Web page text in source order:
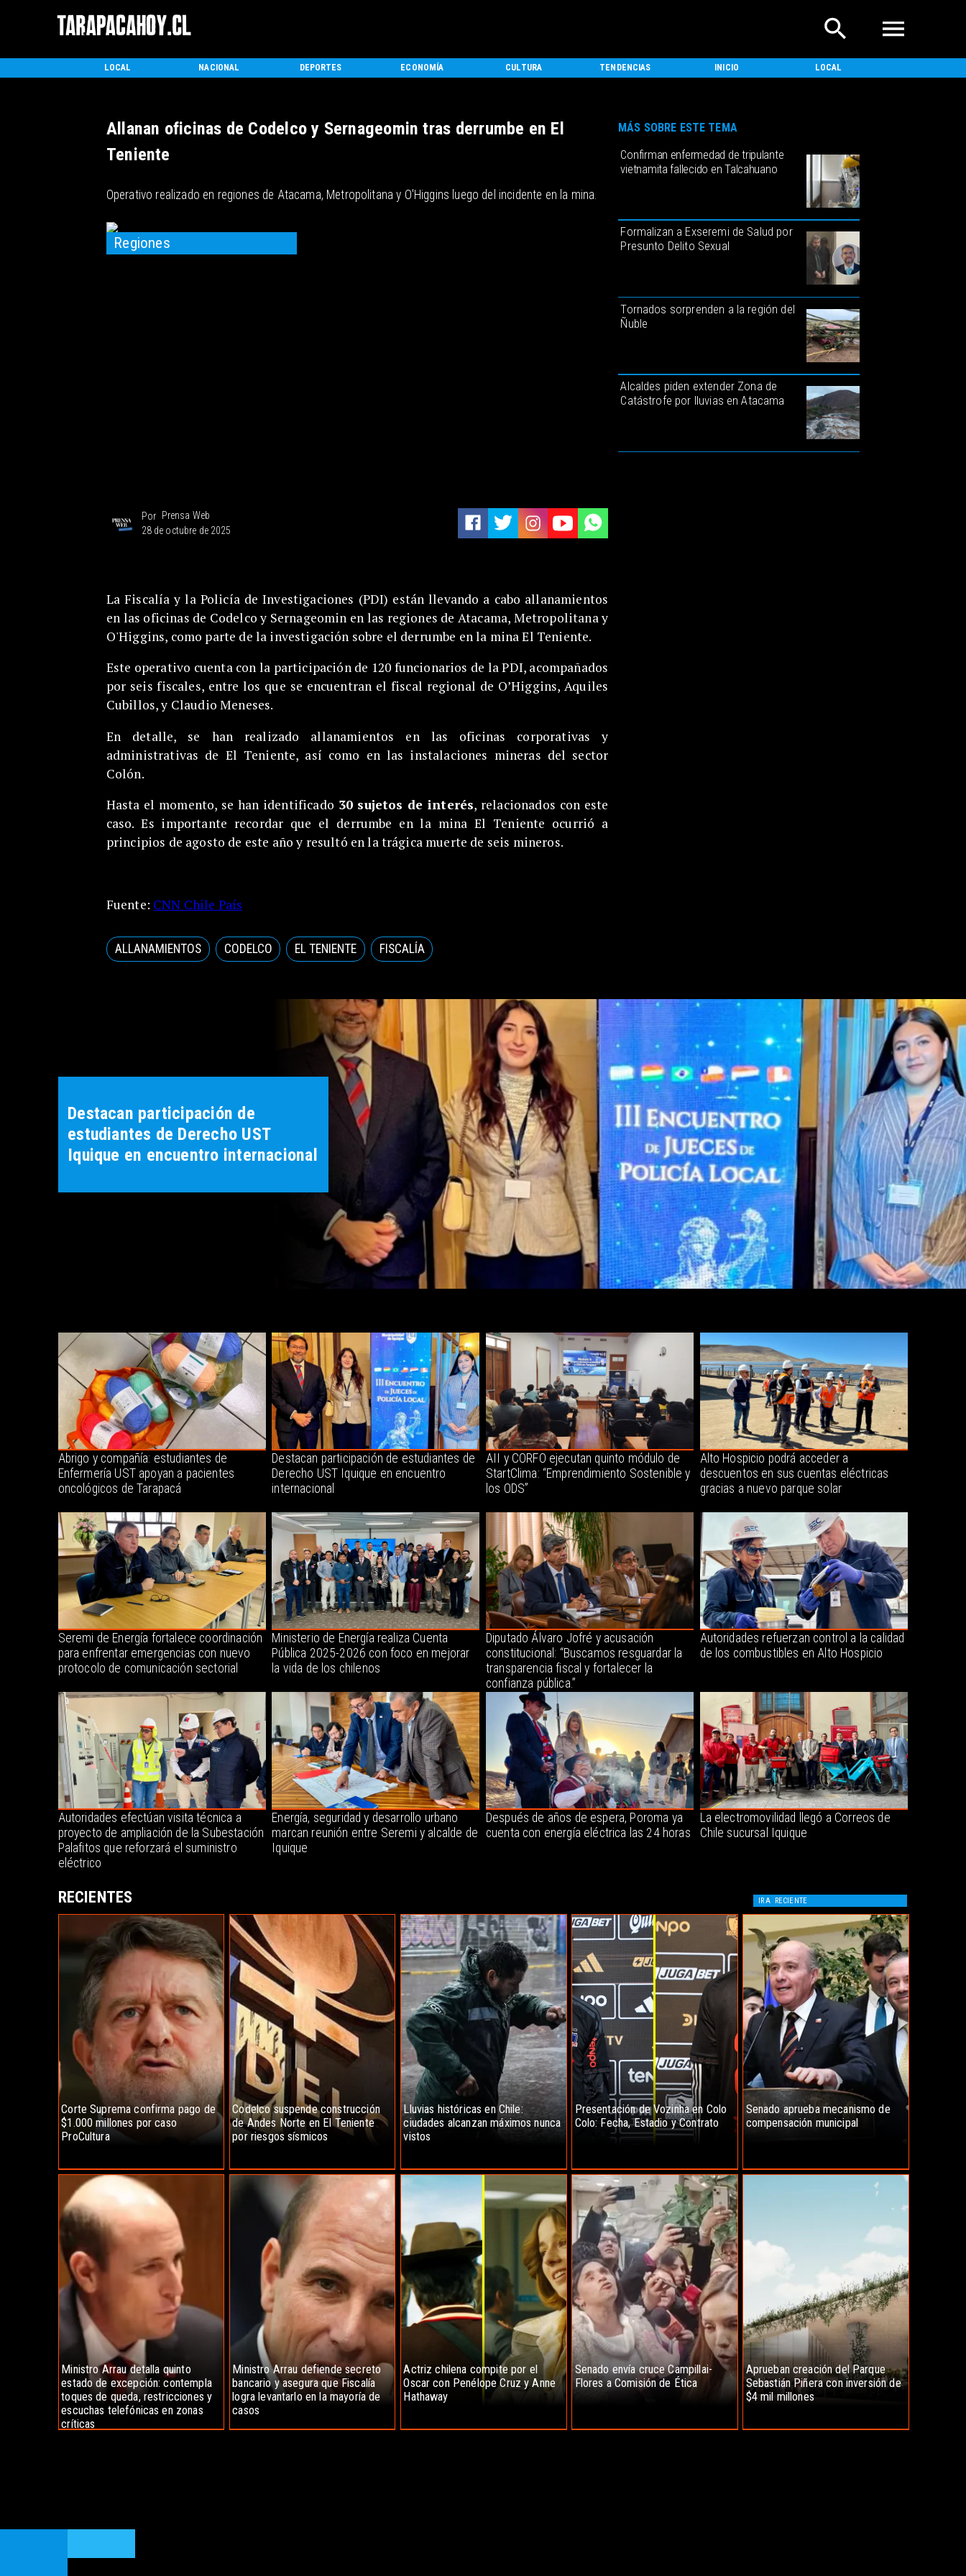
LOCAL NACIONAL DEPORTES ECONOMÍA CULTURA TENDENCIAS INICIO LOCAL
Regiones
Prensa Web
Por
28 de octubre de 2025
Confirman enfermedad de tripulante
vietnamita fallecido en Talcahuano
Formalizan a Exseremi de Salud por
Presunto Delito Sexual
Tornados sorprenden a la región del
Ñuble
Alcaldes piden extender Zona de
Catástrofe por lluvias en Atacama
MÁS SOBRE ESTE TEMA
Allanan oficinas de Codelco y Sernageomin tras derrumbe en El
Teniente
Operativo realizado en regiones de Atacama, Metropolitana y O'Higgins luego del incidente en la mina.
La Fiscalía y la Policía de Investigaciones (PDI) están llevando a cabo allanamientos
en las oficinas de Codelco y Sernageomin en las regiones de Atacama, Metropolitana y
O'Higgins, como parte de la investigación sobre el derrumbe en la mina El Teniente.
Este operativo cuenta con la participación de 120 funcionarios de la PDI, acompañados
por seis fiscales, entre los que se encuentran el fiscal regional de O’Higgins, Aquiles
Cubillos, y Claudio Meneses.
En detalle, se han realizado allanamientos en las oficinas corporativas y
administrativas de El Teniente, así como en las instalaciones mineras del sector
Colón.
Hasta el momento, se han identificado 30 sujetos de interés, relacionados con este
caso. Es importante recordar que el derrumbe en la mina El Teniente ocurrió a
principios de agosto de este año y resultó en la trágica muerte de seis mineros.
Fuente: CNN Chile País
ALLANAMIENTOS CODELCO EL TENIENTE FISCALÍA
Destacan participación de
estudiantes de Derecho UST
Iquique en encuentro internacional
Abrigo y compañía: estudiantes de
Enfermería UST apoyan a pacientes
oncológicos de Tarapacá
Destacan participación de estudiantes de
Derecho UST Iquique en encuentro
internacional
AII y CORFO ejecutan quinto módulo de
StartClima: “Emprendimiento Sostenible y
los ODS”
Alto Hospicio podrá acceder a
descuentos en sus cuentas eléctricas
gracias a nuevo parque solar
Seremi de Energía fortalece coordinación
para enfrentar emergencias con nuevo
protocolo de comunicación sectorial
Ministerio de Energía realiza Cuenta
Pública 2025-2026 con foco en mejorar
la vida de los chilenos
Diputado Álvaro Jofré y acusación
constitucional: “Buscamos resguardar la
transparencia fiscal y fortalecer la
confianza pública.”
Autoridades refuerzan control a la calidad
de los combustibles en Alto Hospicio
Autoridades efectúan visita técnica a
proyecto de ampliación de la Subestación
Palafitos que reforzará el suministro
eléctrico
Energía, seguridad y desarrollo urbano
marcan reunión entre Seremi y alcalde de
Iquique
Después de años de espera, Poroma ya
cuenta con energía eléctrica las 24 horas
La electromovilidad llegó a Correos de
Chile sucursal Iquique
Corte Suprema confirma pago de
$1.000 millones por caso
ProCultura
Codelco suspende construcción
de Andes Norte en El Teniente
por riesgos sísmicos
Lluvias históricas en Chile:
ciudades alcanzan máximos nunca
vistos
Presentación de Vozinha en Colo
Colo: Fecha, Estadio y Contrato
Senado aprueba mecanismo de
compensación municipal
Ministro Arrau detalla quinto
estado de excepción: contempla
toques de queda, restricciones y
escuchas telefónicas en zonas
críticas
Ministro Arrau defiende secreto
bancario y asegura que Fiscalía
logra levantarlo en la mayoría de
casos
Actriz chilena compite por el
Oscar con Penélope Cruz y Anne
Hathaway
Senado envía cruce Campillai-
Flores a Comisión de Ética
Aprueban creación del Parque
Sebastián Piñera con inversión de
$4 mil millones
RECIENTES IR A RECIENTE